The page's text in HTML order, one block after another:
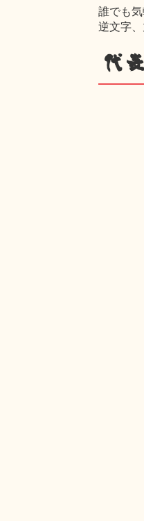
誰でも
逆文字
代